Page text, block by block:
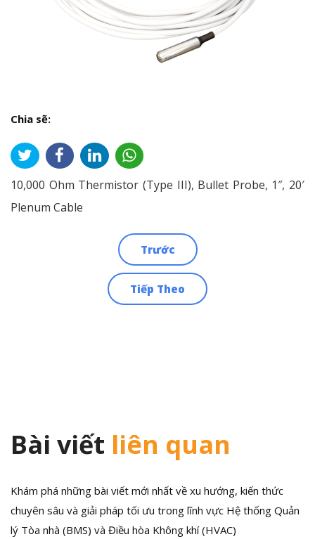
Chia sẽ:
10,000 Ohm Thermistor (Type III), Bullet Probe, 1″, 20′
Plenum Cable
Trước
Tiếp Theo
Bài viết liên quan
Khám phá những bài viết mới nhất về xu hướng, kiến thức
chuyên sâu và giải pháp tối ưu trong lĩnh vực Hệ thống Quản
lý Tòa nhà (BMS) và Điều hòa Không khí (HVAC)